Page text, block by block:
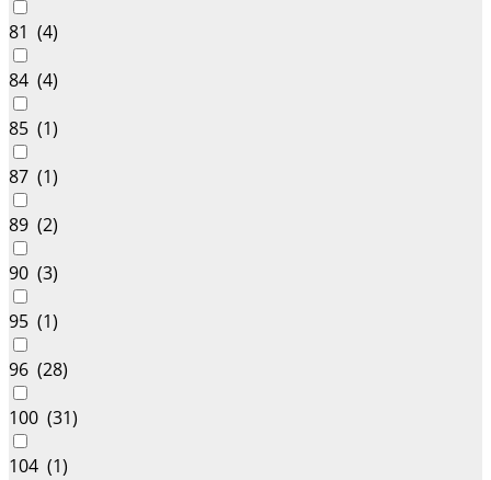
81 (4)
84 (4)
85 (1)
87 (1)
89 (2)
90 (3)
95 (1)
96 (28)
100 (31)
104 (1)